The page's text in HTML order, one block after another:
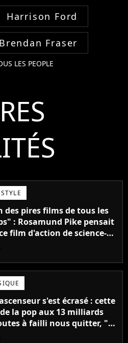
Harrison Ford
Brendan Fraser
LES PEOPLE
des pires films de tous les
: Rosamund Pike pensait
film d'action de science-
avec Dwayne Johnson
s'est écrasé : cette
la pop aux 13 milliards
à failli nous quitter, "Je
ne plus jamais chanter"